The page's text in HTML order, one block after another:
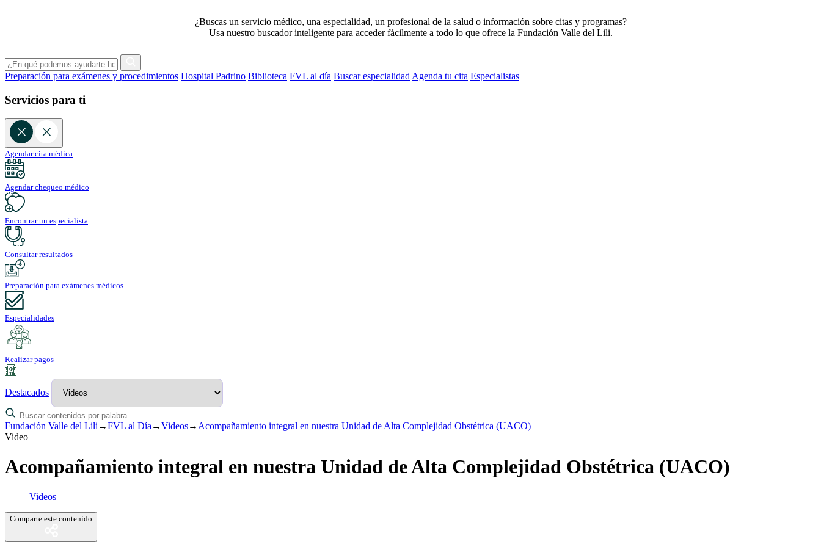
¿Buscas un servicio médico, una especialidad, un profesional de la salud o información sobre citas y programas?
Usa nuestro buscador inteligente para acceder fácilmente a todo lo que ofrece la Fundación Valle del Lili.
Preparación para exámenes y procedimientos Hospital Padrino Biblioteca FVL al día Buscar especialidad Agenda tu cita Especialistas
Servicios para ti
Agendar cita médica
Agendar chequeo médico
Encontrar un especialista
Consultar resultados
Preparación para exámenes médicos
Especialidades
Realizar pagos
Destacados
Fundación Valle del Lili →FVL al Día →Videos→ Acompañamiento integral en nuestra Unidad de Alta Complejidad Obstétrica (UACO)
Video
Acompañamiento integral en nuestra Unidad de Alta Complejidad Obstétrica (UACO)
Videos
Comparte este contenido